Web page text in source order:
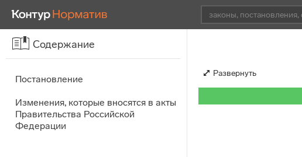
Содержание
Постановление
Изменения, которые вносятся в акты
Правительства Российской
Федерации
Развернуть